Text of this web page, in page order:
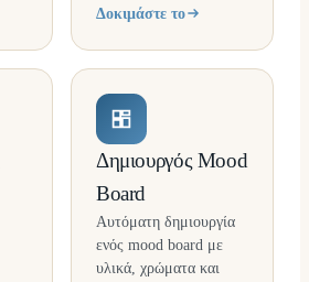
Δοκιμάστε το
Δημιουργός Mood
Board
Αυτόματη δημιουργία
ενός mood board με
υλικά, χρώματα και